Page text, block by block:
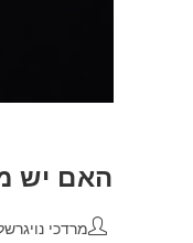
האם יש
מרדכי